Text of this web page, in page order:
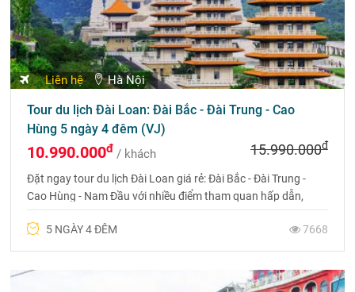
Liên hệ Hà Nội
Tour du lịch Đài Loan: Đài Bắc - Đài Trung - Cao
Hùng 5 ngày 4 đêm (VJ)
10.990.000đ / khách 15.990.000đ
Đặt ngay tour du lịch Đài Loan giá rẻ: Đài Bắc - Đài Trung -
Cao Hùng - Nam Đầu với nhiều điểm tham quan hấp dẫn,
Tours. Hotline: 0975 699 988
5 NGÀY 4 ĐÊM 7668